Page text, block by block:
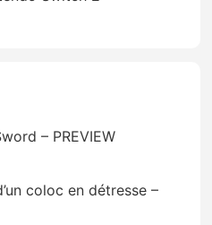
– PREVIEW
coloc en détresse –